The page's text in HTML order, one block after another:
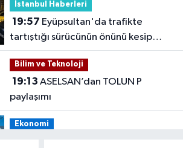
İstanbul Haberleri
19:57
tartıştığı sürücünün önünü kesip
tehdit eden saldırgana 180 bin lira
ceza
Bilim ve Teknoloji
19:13
paylaşımı
Ekonomi